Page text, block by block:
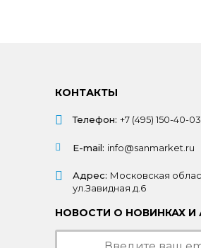
КОНТАКТЫ
Телефон: +7 (495) 150-40-03
E-mail: info@sanmarket.ru
Адрес: Московская
ул.Завидная д.6
НОВОСТИ О НОВИНКАХ И